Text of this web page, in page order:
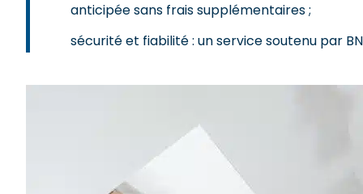
anticipée sans frais supplémentaires ;
sécurité et fiabilité : un service soutenu par